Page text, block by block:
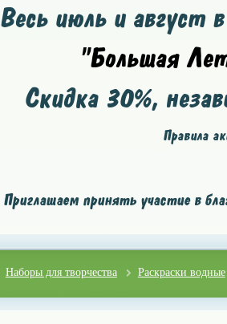
Весь июль и август
"Большая
Скидка 30%,
Правила
Приглашаем принять участие в
Наборы для творчества Раскраски водные